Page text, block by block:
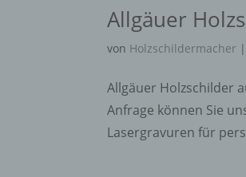
Allgäuer‬
von Holzschildermacher |
‪‎Allgäuer‬ ‎Holzschilder‬
Anfrage können Sie
Lasergravuren für